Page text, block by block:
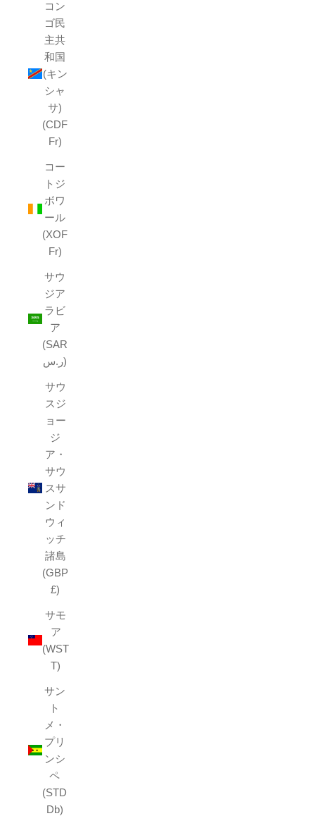
コン
ゴ民
主共
和国
(キン
シャ
サ)
(CDF
Fr)
コー
トジ
ボワ
ール
(XOF
Fr)
サウ
ジア
ラビ
ア
(SAR
ر.س)
サウ
スジ
ョー
ジ
ア・
サウ
スサ
ンド
ウィ
ッチ
諸島
(GBP
£)
サモ
ア
(WST
T)
サン
ト
メ・
プリ
ンシ
ペ
(STD
Db)